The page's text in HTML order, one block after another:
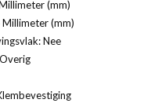
(mm)
(mm)
Nee